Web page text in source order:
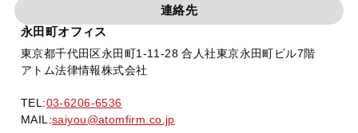
連絡先
永田町オフィス
東京都千代田区永田町1-11-28 合人社東京永田町ビル7階
アトム法律情報株式会社
TEL:03-6206-6536
MAIL:saiyou@atomfirm.co.jp